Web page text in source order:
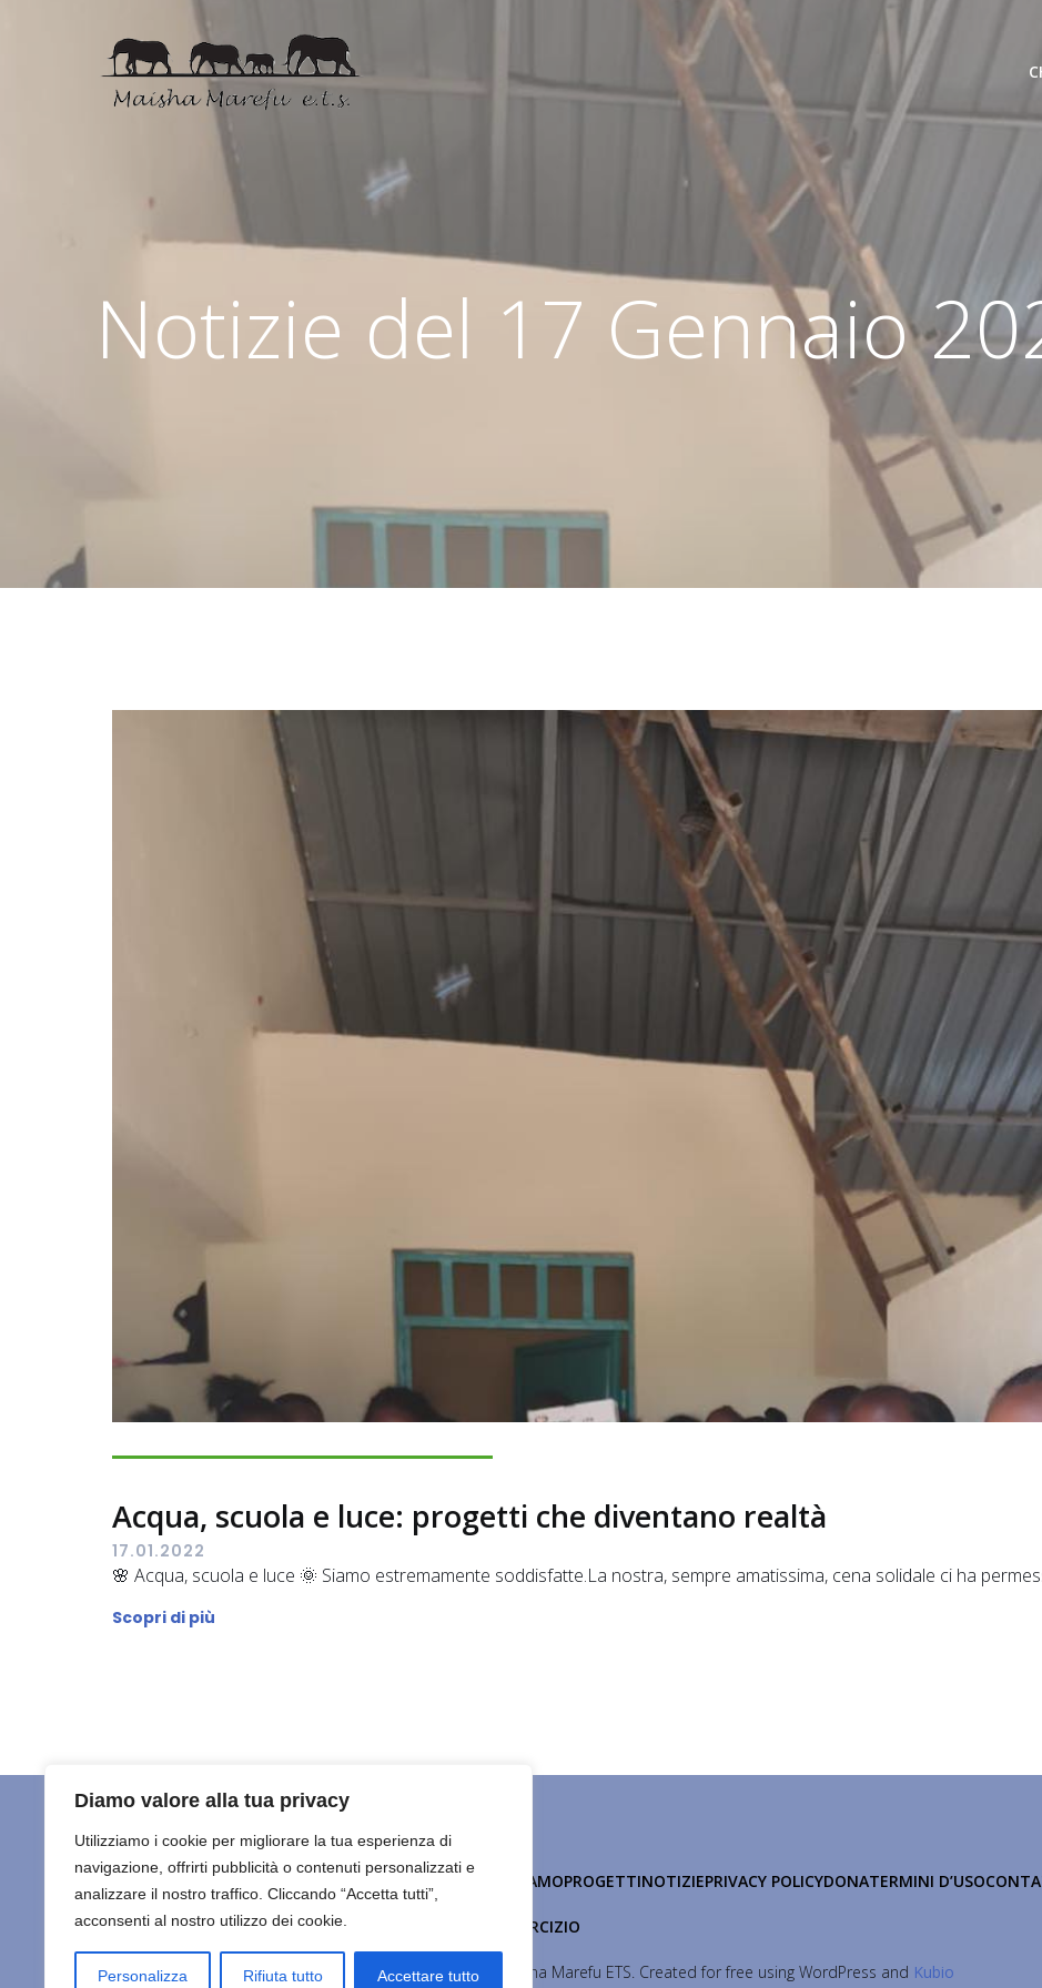
Diamo valore alla tua privacy
Utilizziamo i cookie per migliorare la tua esperienza di
navigazione, offrirti pubblicità o contenuti personalizzati e
analizzare il nostro traffico. Cliccando “Accetta tutti”,
acconsenti al nostro utilizzo dei cookie.
Personalizza Rifiuta tutto Accettare tutto
Notizie del 17 Gennaio
Acqua, scuola e luce: progetti che diventano realtà
17.01.2022
🌸 Acqua, scuola e luce 🌞 Siamo estremamente soddisfatte.La nostra, sempre amatissima, cena solidale ci ha
Scopri di più
Maisha Marefu ETS CHI SIAMOPROGETTINOTIZIEPRIVACY POLICYDONATERMINI D’USO
ULTIMO ESERCIZIO
© 2026 Maisha Marefu ETS. Created for free using WordPress and Kubio